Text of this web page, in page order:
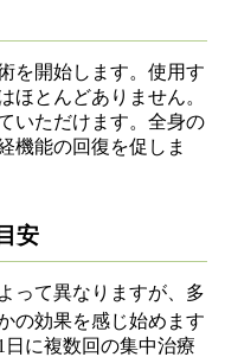
を開始します。使用す
ほとんどありません。
いただけます。全身の
機能の回復を促しま
安
って異なりますが、多
の効果を感じ始めます
に複数回の集中治療